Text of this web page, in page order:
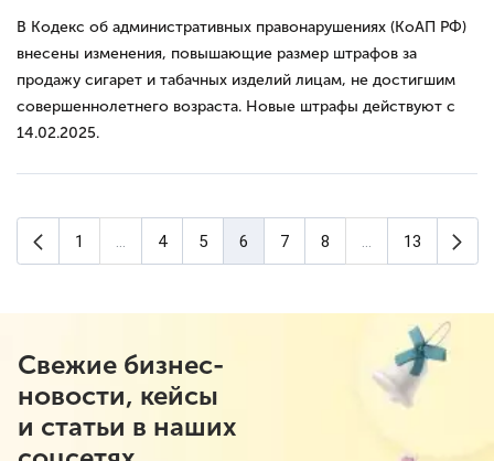
В Кодекс об административных правонарушениях (КоАП РФ)
внесены изменения, повышающие размер штрафов за
продажу сигарет и табачных изделий лицам, не достигшим
совершеннолетнего возраста. Новые штрафы действуют с
14.02.2025.
Предыдущая страница
1 4 5 6 7 8 13
Свежие бизнес-
новости, кейсы
и статьи в наших